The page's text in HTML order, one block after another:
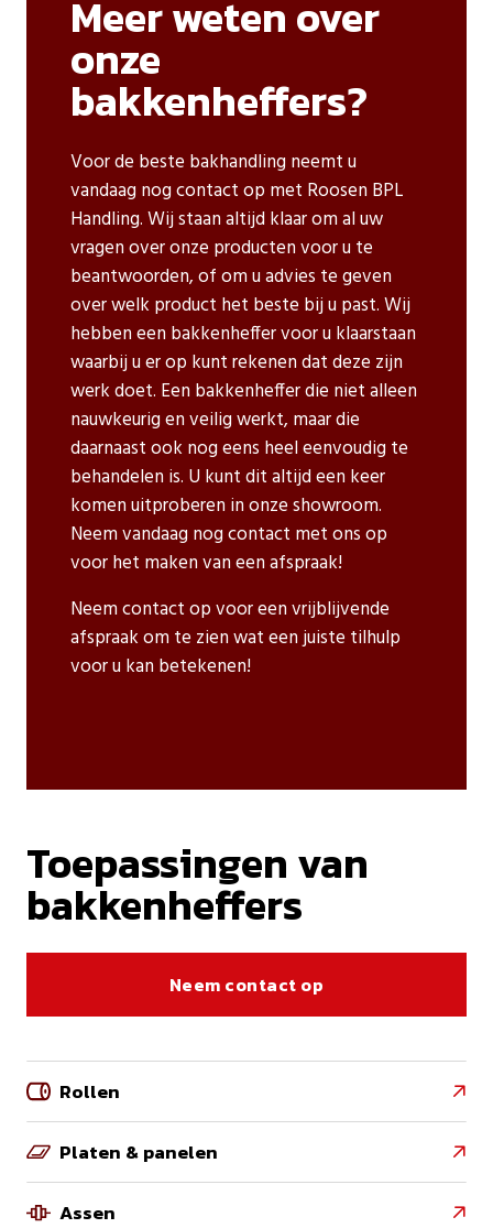
Meer weten over
onze
bakkenheffers?
Voor de beste bakhandling neemt u
vandaag nog contact op met Roosen BPL
Handling. Wij staan altijd klaar om al uw
vragen over onze producten voor u te
beantwoorden, of om u advies te geven
over welk product het beste bij u past. Wij
hebben een bakkenheffer voor u klaarstaan
waarbij u er op kunt rekenen dat deze zijn
werk doet. Een bakkenheffer die niet alleen
nauwkeurig en veilig werkt, maar die
daarnaast ook nog eens heel eenvoudig te
behandelen is. U kunt dit altijd een keer
komen uitproberen in onze showroom.
Neem vandaag nog contact met ons op
voor het maken van een afspraak!
Neem contact op voor een vrijblijvende
afspraak om te zien wat een juiste tilhulp
voor u kan betekenen!
Toepassingen van
bakkenheffers
Neem contact op
Rollen 
Platen & panelen 
Assen 